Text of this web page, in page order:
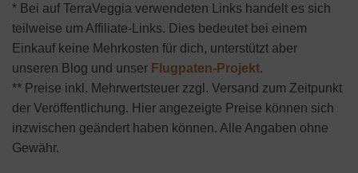
* Bei auf TerraVeggia verwendeten Links handelt es sich
teilweise um Affiliate-Links. Dies bedeutet bei einem
Einkauf keine Mehrkosten für dich, unterstützt aber
unseren Blog und unser Flugpaten-Projekt.
** Preise inkl. Mehrwertsteuer zzgl. Versand zum Zeitpunkt
der Veröffentlichung. Hier angezeigte Preise können sich
inzwischen geändert haben können. Alle Angaben ohne
Gewähr.